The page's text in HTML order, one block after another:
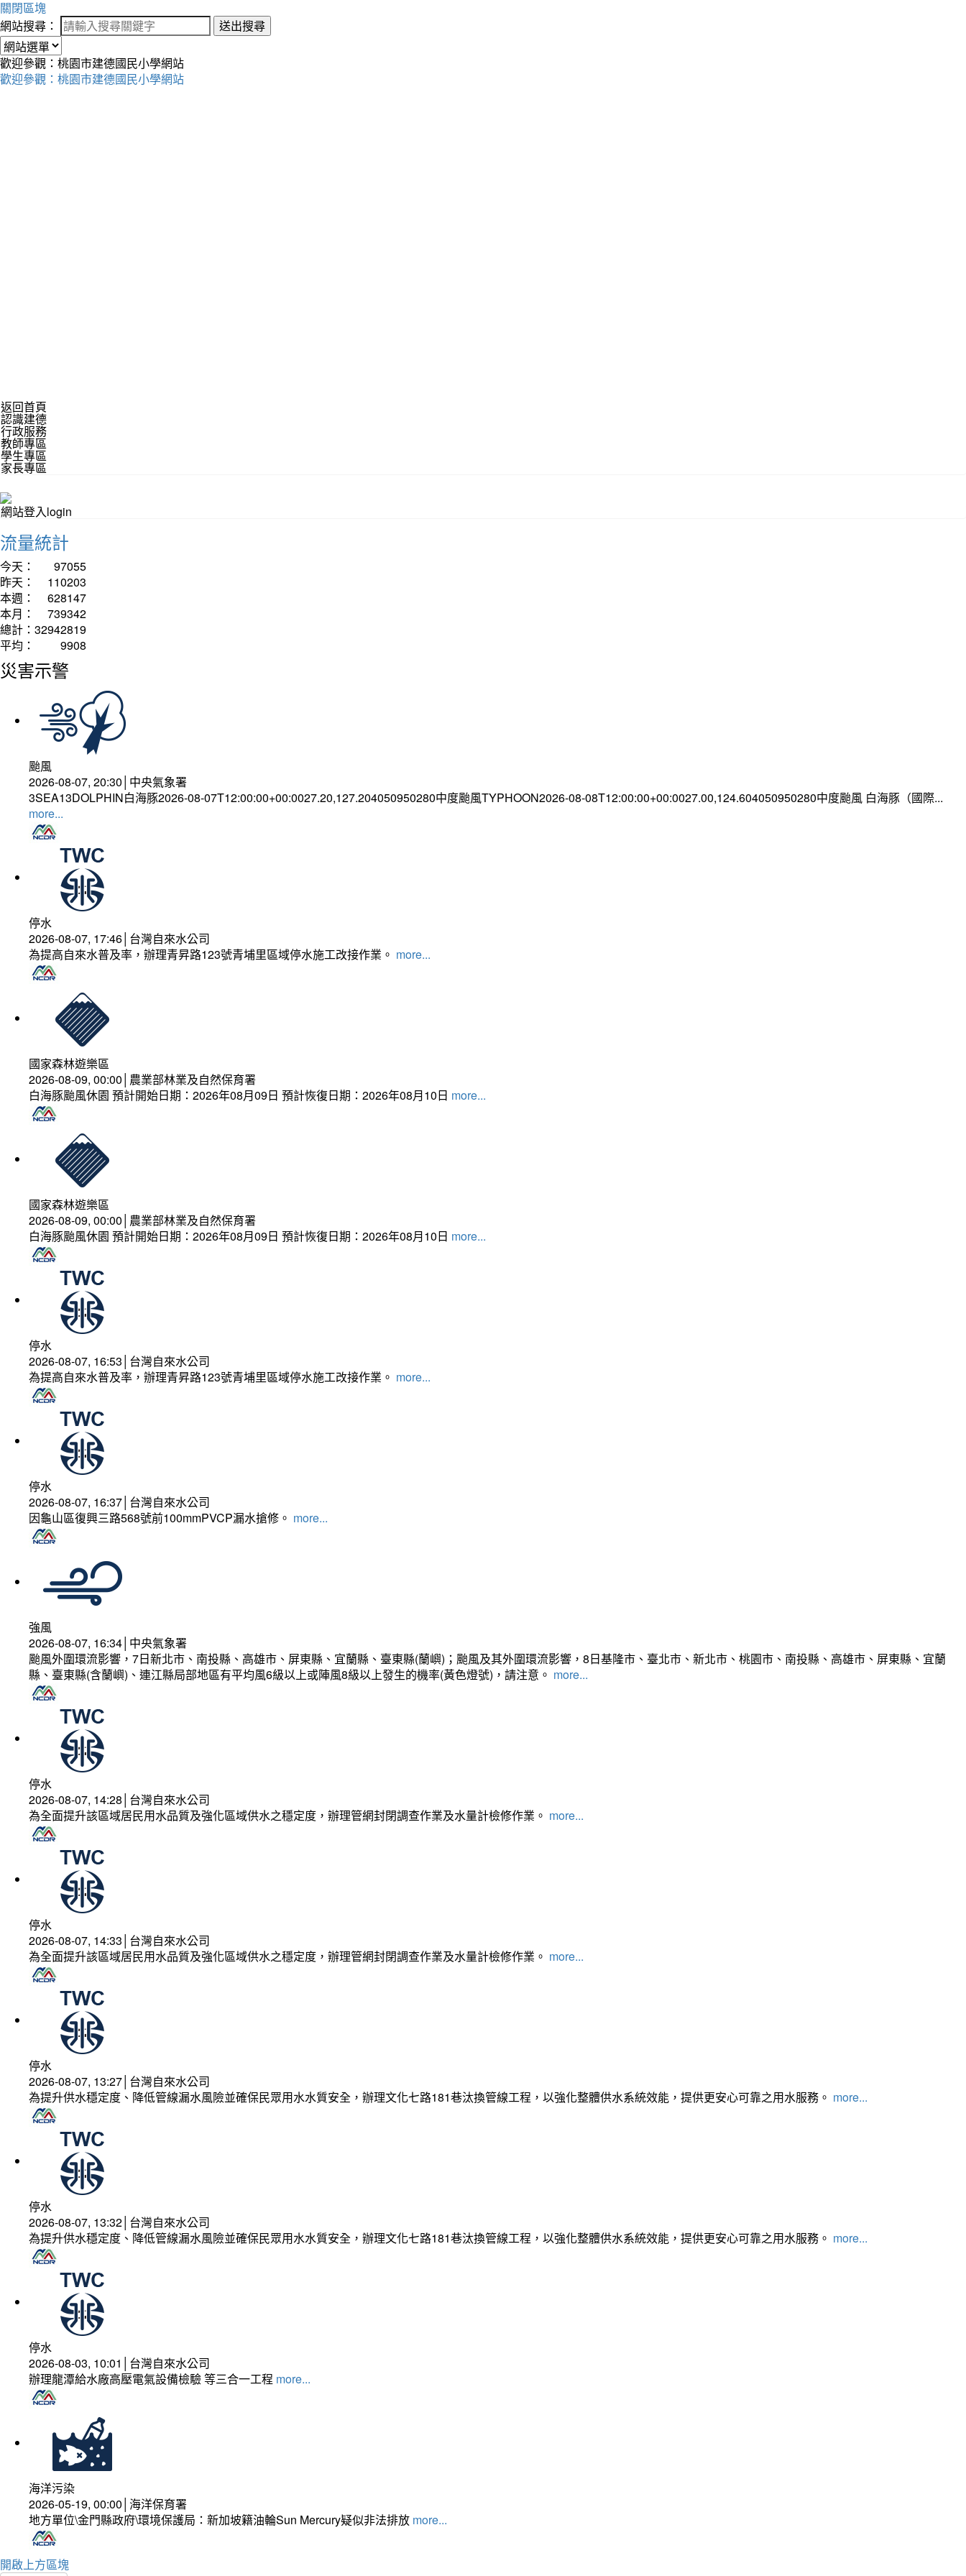
關閉區塊
網站搜尋：
送出搜尋
歡迎參觀：桃園市建德國民小學網站
歡迎參觀：桃園市建德國民小學網站
返回首頁
認識建德
行政服務
教師專區
學生專區
家長專區
網站登入login
流量統計
今天：
97055
昨天：
110203
本週：
628147
本月：
739342
總計： 32942819
平均：
9908
災害示警
颱風
2026-08-07, 20:30│中央氣象署
3SEA13DOLPHIN白海豚2026-08-07T12:00:00+00:0027.20,127.204050950280中度颱風TYPHOON2026-08-08T12:00:00+00:0027.00,124.604050950280中度颱風 白海豚（國際...
more...
停水
2026-08-07, 17:46│台灣自來水公司
為提高自來水普及率，辦理青昇路123號青埔里區域停水施工改接作業。 more...
國家森林遊樂區
2026-08-09, 00:00│農業部林業及自然保育署
白海豚颱風休園 預計開始日期：2026年08月09日 預計恢復日期：2026年08月10日 more...
國家森林遊樂區
2026-08-09, 00:00│農業部林業及自然保育署
白海豚颱風休園 預計開始日期：2026年08月09日 預計恢復日期：2026年08月10日 more...
停水
2026-08-07, 16:53│台灣自來水公司
為提高自來水普及率，辦理青昇路123號青埔里區域停水施工改接作業。 more...
停水
2026-08-07, 16:37│台灣自來水公司
因龜山區復興三路568號前100mmPVCP漏水搶修。 more...
強風
2026-08-07, 16:34│中央氣象署
颱風外圍環流影響，7日新北市、南投縣、高雄市、屏東縣、宜蘭縣、臺東縣(蘭嶼)；颱風及其外圍環流影響，8日基隆市、臺北市、新北市、桃園市、南投縣、高雄市、屏東縣、宜蘭
縣、臺東縣(含蘭嶼)、連江縣局部地區有平均風6級以上或陣風8級以上發生的機率(黃色燈號)，請注意。 more...
停水
2026-08-07, 14:28│台灣自來水公司
為全面提升該區域居民用水品質及強化區域供水之穩定度，辦理管網封閉調查作業及水量計檢修作業。 more...
停水
2026-08-07, 14:33│台灣自來水公司
為全面提升該區域居民用水品質及強化區域供水之穩定度，辦理管網封閉調查作業及水量計檢修作業。 more...
停水
2026-08-07, 13:27│台灣自來水公司
為提升供水穩定度、降低管線漏水風險並確保民眾用水水質安全，辦理文化七路181巷汰換管線工程，以強化整體供水系統效能，提供更安心可靠之用水服務。 more...
停水
2026-08-07, 13:32│台灣自來水公司
為提升供水穩定度、降低管線漏水風險並確保民眾用水水質安全，辦理文化七路181巷汰換管線工程，以強化整體供水系統效能，提供更安心可靠之用水服務。 more...
停水
2026-08-03, 10:01│台灣自來水公司
辦理龍潭給水廠高壓電氣設備檢驗 等三合一工程 more...
海洋污染
2026-05-19, 00:00│海洋保育署
地方單位\金門縣政府\環境保護局：新加坡籍油輪Sun Mercury疑似非法排放 more...
開啟上方區塊